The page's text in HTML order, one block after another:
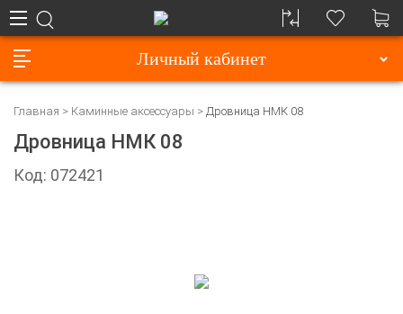
Личный кабинет
Главная Каминные аксессуары Дровница НМК 08
Дровница НМК 08
Код: 072421